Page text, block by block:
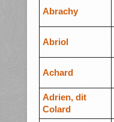
Abrachy
Abriol
Achard
Adrien, dit
Colard